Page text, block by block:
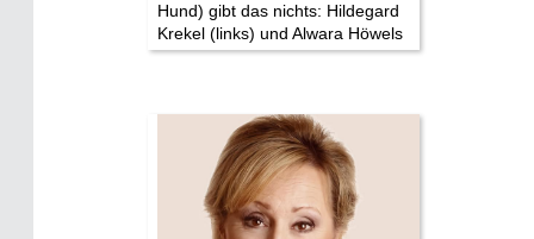
Mediathek
Hund) gibt das nichts: Hildegard
Krekel (links) und Alwara Höwels